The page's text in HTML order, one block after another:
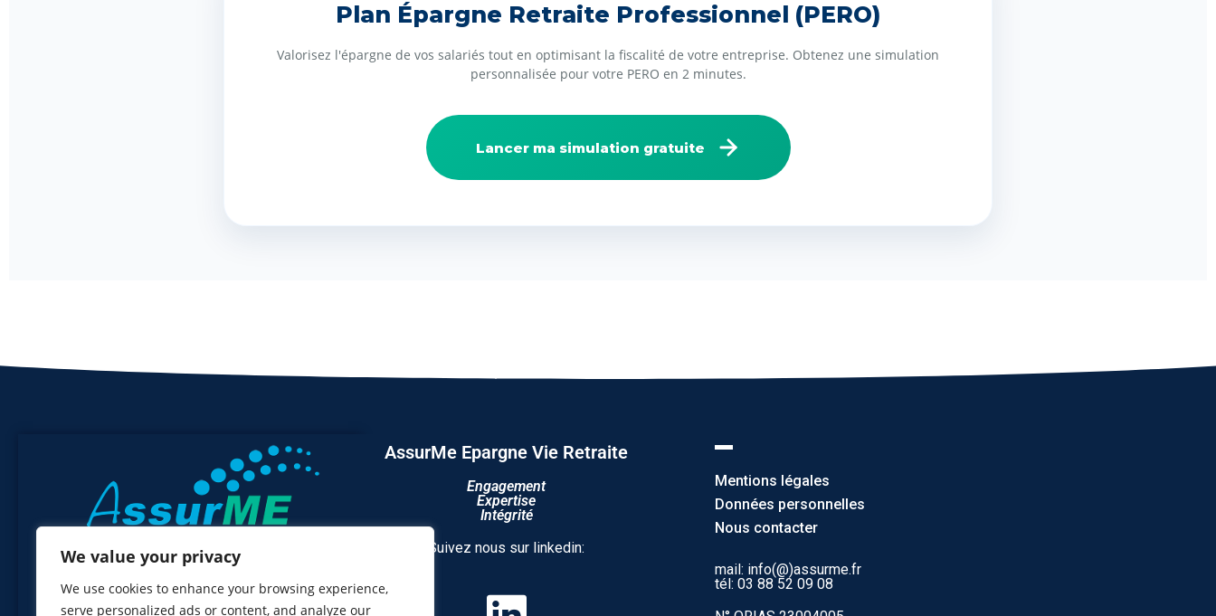
We value your privacy
We use cookies to enhance your browsing experience,
serve personalized ads or content, and analyze our
Plan Épargne Retraite Professionnel (PERO)
Valorisez l'épargne de vos salariés tout en optimisant la fiscalité de votre entreprise. Obtenez une simulation
personnalisée pour votre PERO en 2 minutes.
Lancer ma simulation gratuite
AssurMe Epargne Vie Retraite
Engagement
Expertise
Intégrité
Suivez nous sur linkedin:
Mentions légales
Données personnelles
Nous contacter
mail: info(@)assurme.fr
tél: 03 88 52 09 08